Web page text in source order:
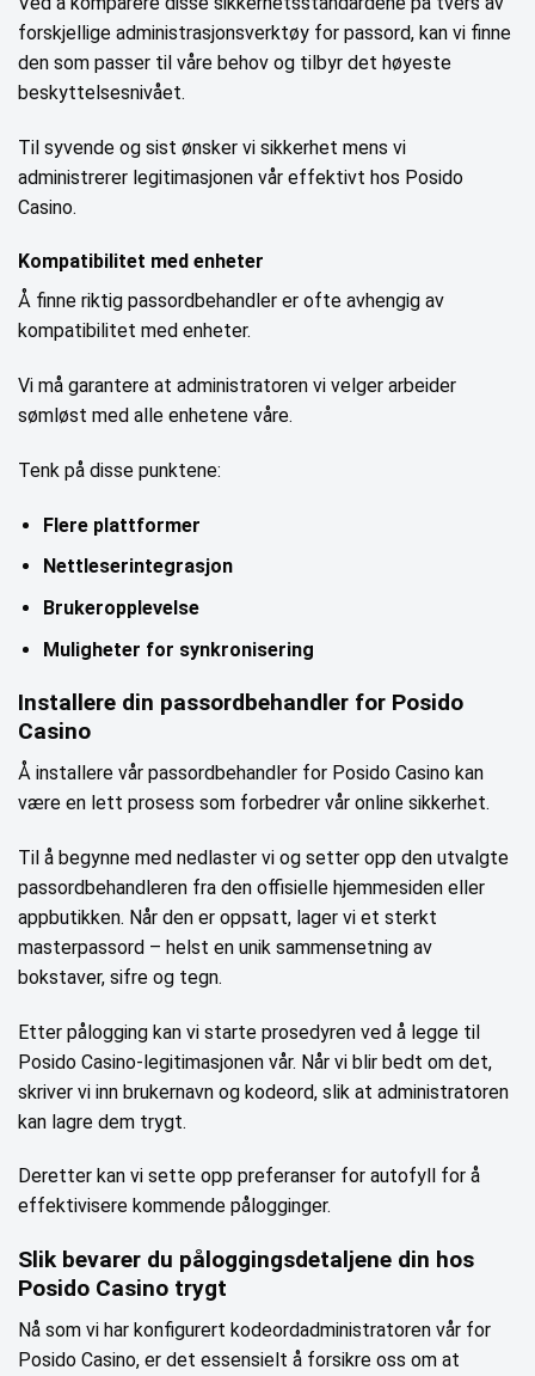
forskjellige administrasjonsverktøy for passord, kan vi finne
den som passer til våre behov og tilbyr det høyeste
beskyttelsesnivået.
Til syvende og sist ønsker vi sikkerhet mens vi
administrerer legitimasjonen vår effektivt hos Posido
Casino.
Kompatibilitet med enheter
Å finne riktig passordbehandler er ofte avhengig av
kompatibilitet med enheter.
Vi må garantere at administratoren vi velger arbeider
sømløst med alle enhetene våre.
Tenk på disse punktene:
Flere plattformer
Nettleserintegrasjon
Brukeropplevelse
Muligheter for synkronisering
Installere din passordbehandler for Posido
Casino
Å installere vår passordbehandler for Posido Casino kan
være en lett prosess som forbedrer vår online sikkerhet.
Til å begynne med nedlaster vi og setter opp den utvalgte
passordbehandleren fra den offisielle hjemmesiden eller
appbutikken. Når den er oppsatt, lager vi et sterkt
masterpassord – helst en unik sammensetning av
bokstaver, sifre og tegn.
Etter pålogging kan vi starte prosedyren ved å legge til
Posido Casino-legitimasjonen vår. Når vi blir bedt om det,
skriver vi inn brukernavn og kodeord, slik at administratoren
kan lagre dem trygt.
Deretter kan vi sette opp preferanser for autofyll for å
effektivisere kommende pålogginger.
Slik bevarer du påloggingsdetaljene din hos
Posido Casino trygt
Nå som vi har konfigurert kodeordadministratoren vår for
Posido Casino, er det essensielt å forsikre oss om at